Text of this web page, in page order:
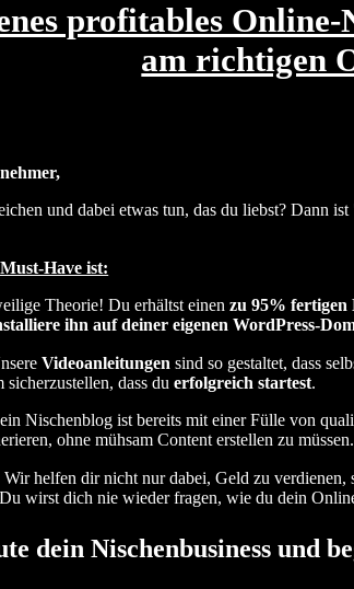
profitables
am richtigen
und dabei etwas tun, das du liebst?
Have ist:
Theorie! Du erhältst einenzu 95% fertigen
ihn auf deiner eigenen WordPress-
Videoanleitungensind so gestaltet, dass
dass du erfolgreich startest.
Nischenblog ist bereits mit einer Fülle von
ohne mühsam Content erstellen zu müssen.
Wir helfen dir nicht nur dabei, Geld zu
wirst dich nie wieder fragen, wie du dein
dein Nischenbusiness und